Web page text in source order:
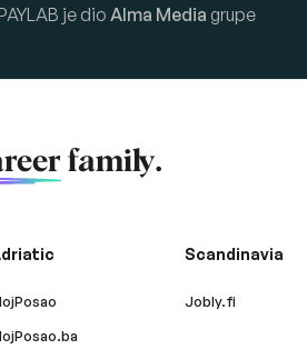
je dio Alma Media grupe
family.
Scandinavia
Jobly.fi